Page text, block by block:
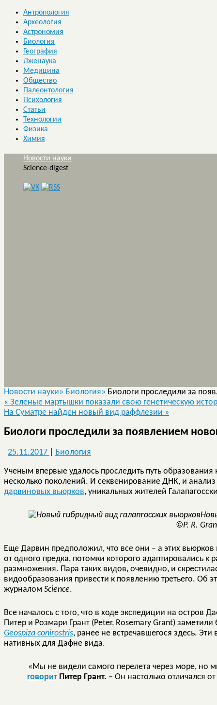
Антропология
Археология
Астрономия
Биология
География
Лженаука
Медицина
Общество
Палеонтология
Психология
Статьи
Технологии
Физика
Химия
Новости науки
Science-digest
Новости науки» Биология» Биологи проследили за
« Зеленые мартышки показали свою генетическую
На Суматре найден новый вид раффлезии »
Биологи проследили за появлением
25.11.2017 Биология
Ученым впервые удалось проследить путь образования
несколько поколений. И секвенирование ДНК, и
дарвиновых вьюрков, уникальных жителей
©P. R.
Еще Дарвин предположил, что все они – а этих
от одного предка, потомки которого адаптировались
размножения. Пара таких видов, очевидно, и
видообразования привести к появлению третьего. Об
журналом Science.
Все началось с того, что в ходе экспедиции на остров
Питер и Розмари Грант (Peter, Rosemary Grant)
Geospiza conirostris, ранее не встречавшегося здесь.
нативных для Дафне вида.
«Мы не видели самого перелета через море, но
говорит Питер Грант. – Он настолько отличался